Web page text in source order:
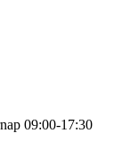
helyi
és 23:00 óra
szendvics. Az
09:00-17:30